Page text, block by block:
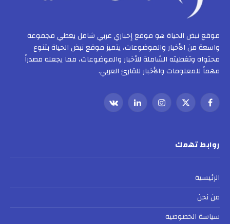
موقع نبض الحياة هو موقع إخباري عربي شامل يغطي مجموعة
واسعة من الأخبار والموضوعات، يتميز موقع نبض الحياة بتنوع
محتواه وتغطيته الشاملة للأخبار والموضوعات، مما يجعله مصدراً
مهماً للمعلومات والأخبار للقارئ العربي.
فيسبوك
X
الانستغراملينكدإنVKontakte
روابط تهمك
الرئيسية
من نحن
سياسة الخصوصية